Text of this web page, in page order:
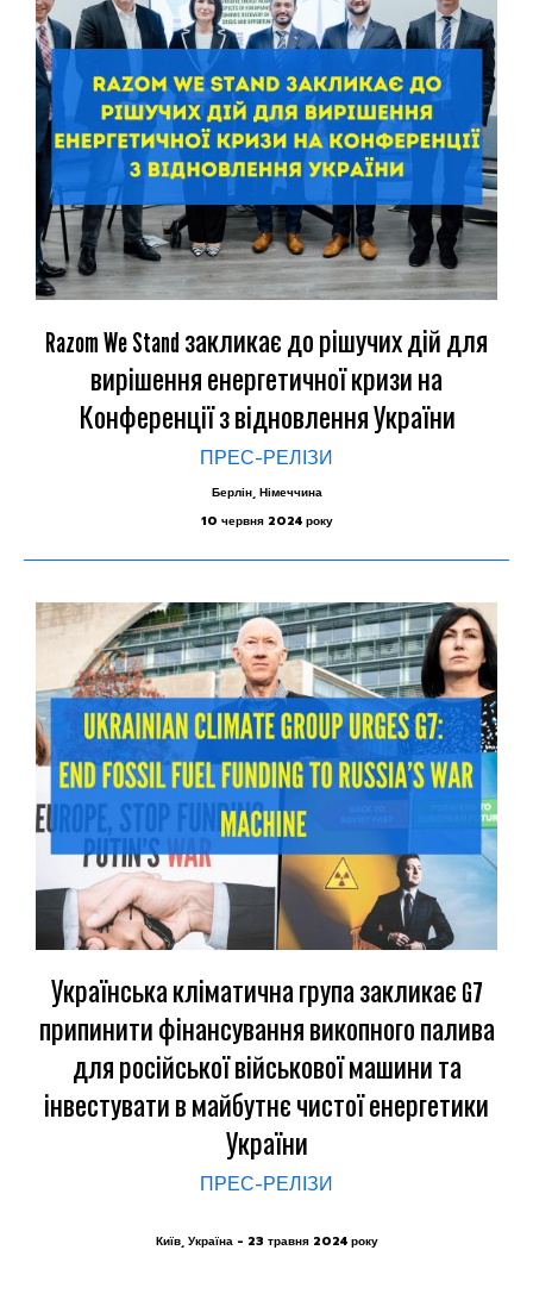
Razom We Stand закликає до рішучих дій для
вирішення енергетичної кризи на
Конференції з відновлення України
ПРЕС-РЕЛІЗИ
Берлін, Німеччина
10 червня 2024 року
Українська кліматична група закликає G7
припинити фінансування викопного палива
для російської військової машини та
інвестувати в майбутнє чистої енергетики
України
ПРЕС-РЕЛІЗИ
Київ, Україна - 23 травня 2024 року